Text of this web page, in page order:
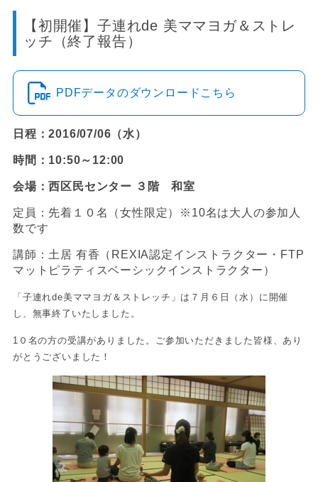
【初開催】子連れde 美ママヨガ＆ストレ
ッチ（終了報告）
PDFデータのダウンロードこちら
日程：2016/07/06（水）
時間：10:50～12:00
会場：西区民センター ３階 和室
定員：先着１０名（女性限定）※10名は大人の参加人
数です
講師：土居 有香（REXIA認定インストラクター・FTP
マットピラティスベーシックインストラクター）
「子連れde美ママヨガ＆ストレッチ」は７月６日（水）に開催
し、無事終了いたしました。
1０名の方の受講がありました。ご参加いただきました皆様、あり
がとうございました！